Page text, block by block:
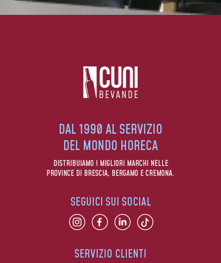
DAL 1990 AL SERVIZIO
DEL MONDO HORECA
DISTRIBUIAMO I MIGLIORI MARCHI NELLE
PROVINCE DI BRESCIA, BERGAMO E CREMONA.
SERVIZIO CLIENTI
SEGUICI SUI SOCIAL